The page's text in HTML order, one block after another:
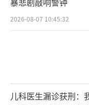
2026-08-07 10:45:32
儿科医生漏诊获刑：